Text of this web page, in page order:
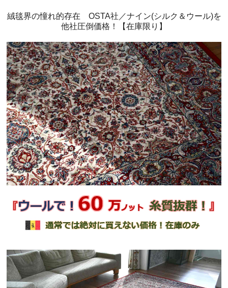
絨毯界の憧れ的存在 OSTA社／ナイン(シルク＆ウール)を
他社圧倒価格！【在庫限り】